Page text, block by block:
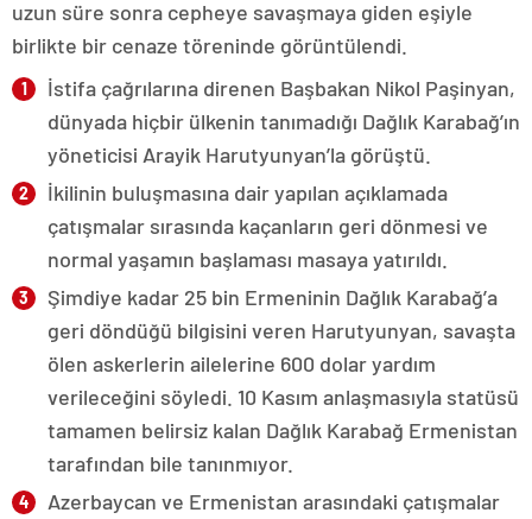
uzun süre sonra cepheye savaşmaya giden eşiyle
birlikte bir cenaze töreninde görüntülendi.
İstifa çağrılarına direnen Başbakan Nikol Paşinyan,
dünyada hiçbir ülkenin tanımadığı Dağlık Karabağ’ın
yöneticisi Arayik Harutyunyan’la görüştü.
İkilinin buluşmasına dair yapılan açıklamada
çatışmalar sırasında kaçanların geri dönmesi ve
normal yaşamın başlaması masaya yatırıldı.
Şimdiye kadar 25 bin Ermeninin Dağlık Karabağ’a
geri döndüğü bilgisini veren Harutyunyan, savaşta
ölen askerlerin ailelerine 600 dolar yardım
verileceğini söyledi. 10 Kasım anlaşmasıyla statüsü
tamamen belirsiz kalan Dağlık Karabağ Ermenistan
tarafından bile tanınmıyor.
Azerbaycan ve Ermenistan arasındaki çatışmalar